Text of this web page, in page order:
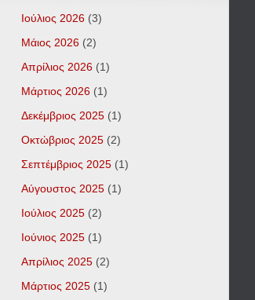
Ιούλιος 2026 (3)
Μάιος 2026 (2)
Απρίλιος 2026 (1)
Μάρτιος 2026 (1)
Δεκέμβριος 2025 (1)
Οκτώβριος 2025 (2)
Σεπτέμβριος 2025 (1)
Αύγουστος 2025 (1)
Ιούλιος 2025 (2)
Ιούνιος 2025 (1)
Απρίλιος 2025 (2)
Μάρτιος 2025 (1)